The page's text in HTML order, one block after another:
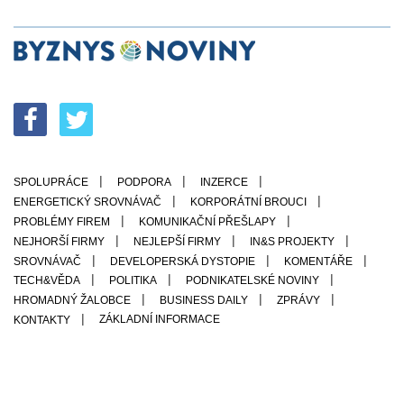
SPOLUPRÁCE PODPORA
INZERCE
ENERGETICKÝ SROVNÁVAČ
KORPORÁTNÍ BROUCI
PROBLÉMY FIREM
KOMUNIKAČNÍ PŘEŠLAPY
NEJHORŠÍ FIRMY
NEJLEPŠÍ FIRMY
IN&S PROJEKTY
SROVNÁVAČ
DEVELOPERSKÁ DYSTOPIE
KOMENTÁŘE
TECH&VĚDA
POLITIKA
PODNIKATELSKÉ NOVINY
HROMADNÝ ŽALOBCE
BUSINESS DAILY
ZPRÁVY
KONTAKTY
ZÁKLADNÍ INFORMACE